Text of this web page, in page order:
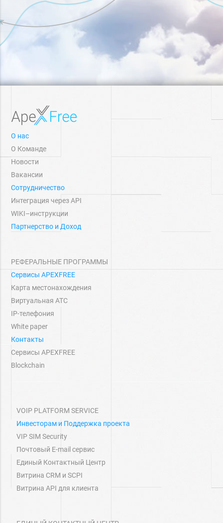
О нас
О Команде
Новости
Вакансии
Сотрудничество
Интеграция через API
WIKI–инструкции
Партнерство и Доход
РЕФЕРАЛЬНЫЕ ПРОГРАММЫ
Сервисы APEXFREE
Карта местонахождения
Виртуальная АТС
IP-телефония
White paper
Контакты
Сервисы APEXFREE
Blockchain
VOIP PLATFORM SERVICE
Инвесторам и Поддержка проекта
VIP SIM Security
Почтовый E-mail сервис
Единый Контактный Центр
Витрина СRM и SCPI
Витрина API для клиента